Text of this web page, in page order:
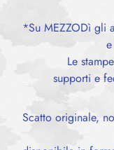
*Su MEZZODì gli
Le
supporti e
Scatto originale,